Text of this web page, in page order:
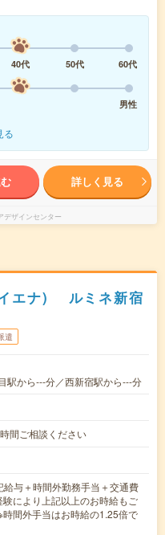
40代 50代
60代
男性
る
詳しく見る
デザインセンター
エナ) ルミネ新宿
遣
駅から---分／西新宿駅から---分
間ご相談ください
与＋時間外勤務手当＋交通費
により上記以上のお時給もご
間外手当はお時給の1.25倍で